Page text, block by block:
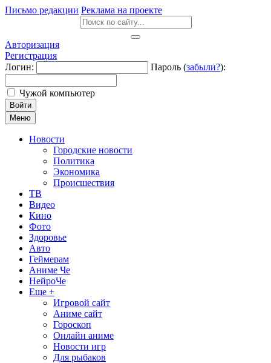
Письмо редакции Реклама на проекте
Авторизация
Регистрация
Логин:
Пароль (забыли?):
Чужой компьютер
Войти
Меню
Новости
Городские новости
Политика
Экономика
Происшествия
ТВ
Видео
Кино
Фото
Здоровье
Авто
Геймерам
Аниме Че
НейроЧе
Еще +
Игровой сайт
Аниме сайт
Гороскоп
Онлайн аниме
Новости игр
Для рыбаков